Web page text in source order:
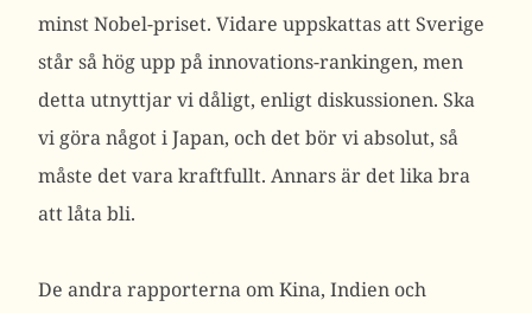
minst Nobel-priset. Vidare uppskattas att Sverige
står så hög upp på innovations-rankingen, men
detta utnyttjar vi dåligt, enligt diskussionen. Ska
vi göra något i Japan, och det bör vi absolut, så
måste det vara kraftfullt. Annars är det lika bra
att låta bli.
De andra rapporterna om Kina, Indien och